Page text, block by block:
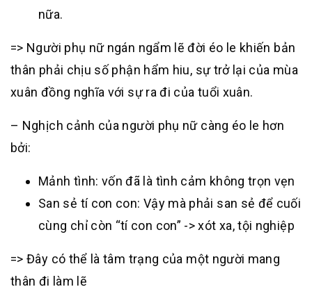
nữa.
=> Người phụ nữ ngán ngẩm lẽ đời éo le khiến bản
thân phải chịu số phận hẩm hiu, sự trở lại của mùa
xuân đồng nghĩa với sự ra đi của tuổi xuân.
– Nghịch cảnh của người phụ nữ càng éo le hơn
bởi:
Mảnh tình: vốn đã là tình cảm không trọn vẹn
San sẻ tí con con: Vậy mà phải san sẻ để cuối
cùng chỉ còn “tí con con” -> xót xa, tội nghiệp
=> Đây có thể là tâm trạng của một người mang
thân đi làm lẽ